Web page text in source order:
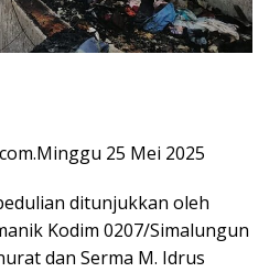
25 Mei 2025
ditunjukkan oleh
Kodim 0207/Simalungun
dan Serma M. Idrus